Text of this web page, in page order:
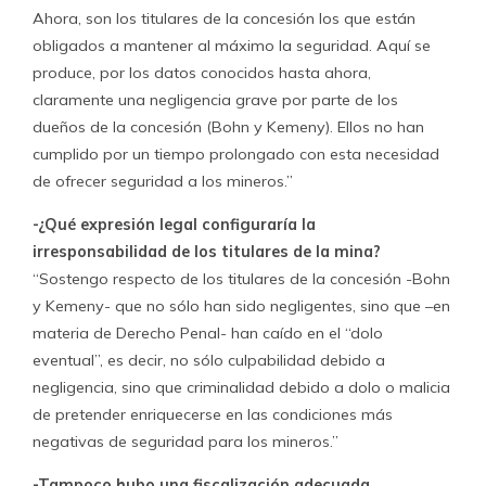
Ahora, son los titulares de la concesión los que están
obligados a mantener al máximo la seguridad. Aquí se
produce, por los datos conocidos hasta ahora,
claramente una negligencia grave por parte de los
dueños de la concesión (Bohn y Kemeny). Ellos no han
cumplido por un tiempo prolongado con esta necesidad
de ofrecer seguridad a los mineros.”
-¿Qué expresión legal configuraría la
irresponsabilidad de los titulares de la mina?
“Sostengo respecto de los titulares de la concesión -Bohn
y Kemeny- que no sólo han sido negligentes, sino que –en
materia de Derecho Penal- han caído en el “dolo
eventual”, es decir, no sólo culpabilidad debido a
negligencia, sino que criminalidad debido a dolo o malicia
de pretender enriquecerse en las condiciones más
negativas de seguridad para los mineros.”